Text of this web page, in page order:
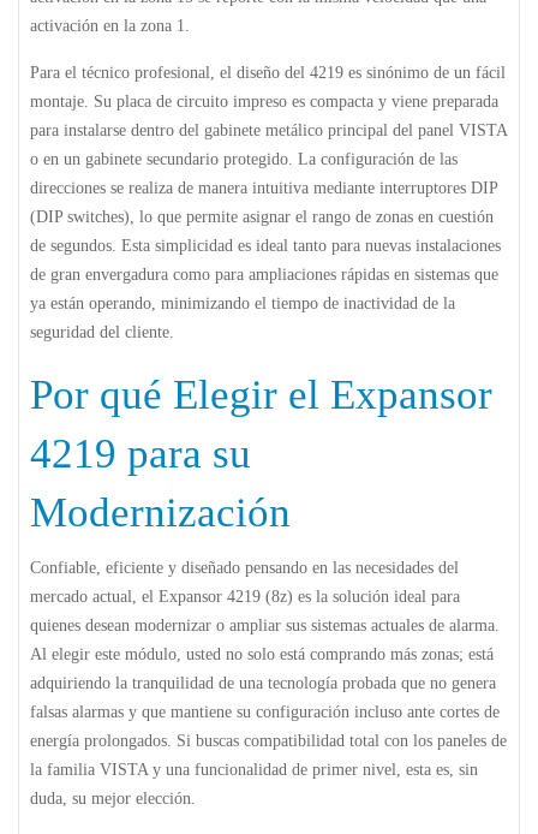
activación en la zona 1.
Para el técnico profesional, el diseño del 4219 es sinónimo de un fácil
montaje. Su placa de circuito impreso es compacta y viene preparada
para instalarse dentro del gabinete metálico principal del panel VISTA
o en un gabinete secundario protegido. La configuración de las
direcciones se realiza de manera intuitiva mediante interruptores DIP
(DIP switches), lo que permite asignar el rango de zonas en cuestión
de segundos. Esta simplicidad es ideal tanto para nuevas instalaciones
de gran envergadura como para ampliaciones rápidas en sistemas que
ya están operando, minimizando el tiempo de inactividad de la
seguridad del cliente.
Por qué Elegir el Expansor
4219 para su
Modernización
Confiable, eficiente y diseñado pensando en las necesidades del
mercado actual, el Expansor 4219 (8z) es la solución ideal para
quienes desean modernizar o ampliar sus sistemas actuales de alarma.
Al elegir este módulo, usted no solo está comprando más zonas; está
adquiriendo la tranquilidad de una tecnología probada que no genera
falsas alarmas y que mantiene su configuración incluso ante cortes de
energía prolongados. Si buscas compatibilidad total con los paneles de
la familia VISTA y una funcionalidad de primer nivel, esta es, sin
duda, su mejor elección.